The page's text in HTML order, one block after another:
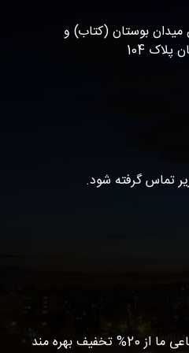
میدان بوستان (کتاب) و
104
تماس گرفته شود.
با عضویت در شبکه های اجتماعی ما از 20% تخفیف بهره مند